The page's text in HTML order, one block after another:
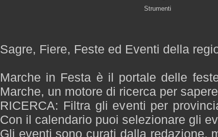
Strumenti
Sagre, Fiere, Feste ed Eventi della
Marche in Festa è il portale delle
Marche, un motore di ricerca per
RICERCA: Filtra gli eventi per
Con il calendario puoi selezionare gli
Gli eventi sono curati dalla redazione,